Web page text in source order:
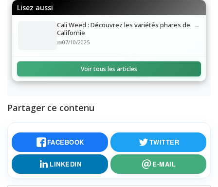
Lisez aussi
Cali Weed : Découvrez les variétés phares de
Californie
07/10/2025
Voir tous les articles
Partager ce contenu
FACEBOOK TWITTER
LINKEDIN E-MAIL